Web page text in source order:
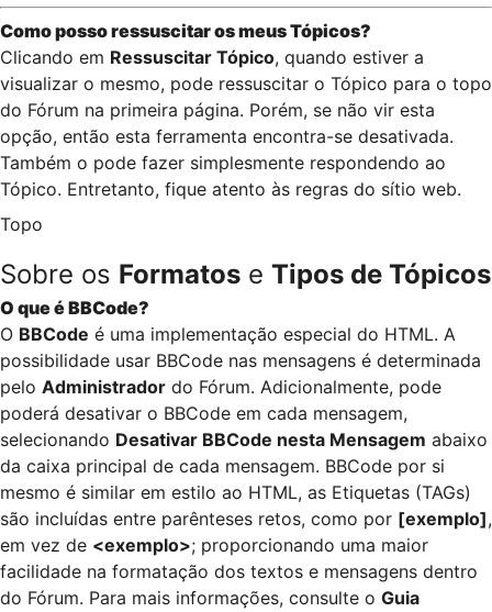
Como posso ressuscitar os meus Tópicos?
Clicando em Ressuscitar Tópico, quando estiver a
visualizar o mesmo, pode ressuscitar o Tópico para o topo
do Fórum na primeira página. Porém, se não vir esta
opção, então esta ferramenta encontra-se desativada.
Também o pode fazer simplesmente respondendo ao
Tópico. Entretanto, fique atento às regras do sítio web.
Topo
Sobre os Formatos e Tipos de Tópicos
O que é BBCode?
O BBCode é uma implementação especial do HTML. A
possibilidade usar BBCode nas mensagens é determinada
pelo Administrador do Fórum. Adicionalmente, pode
poderá desativar o BBCode em cada mensagem,
selecionando Desativar BBCode nesta Mensagem abaixo
da caixa principal de cada mensagem. BBCode por si
mesmo é similar em estilo ao HTML, as Etiquetas (TAGs)
são incluídas entre parênteses retos, como por [exemplo],
em vez de <exemplo>; proporcionando uma maior
facilidade na formatação dos textos e mensagens dentro
do Fórum. Para mais informações, consulte o Guia